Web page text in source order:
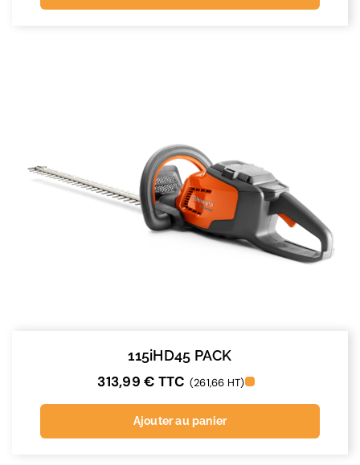
115iHD45 PACK
313,99€ TTC (261,66 HT)
Ajouter au panier